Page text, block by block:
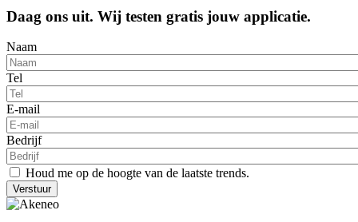
Daag ons uit. Wij testen gratis jouw applicatie.
Naam
Tel
E-mail
Bedrijf
Houd me op de hoogte van de laatste trends.